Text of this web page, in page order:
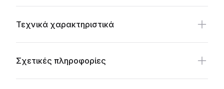
Τεχνικά χαρακτηριστικά
Σχετικές πληροφορίες